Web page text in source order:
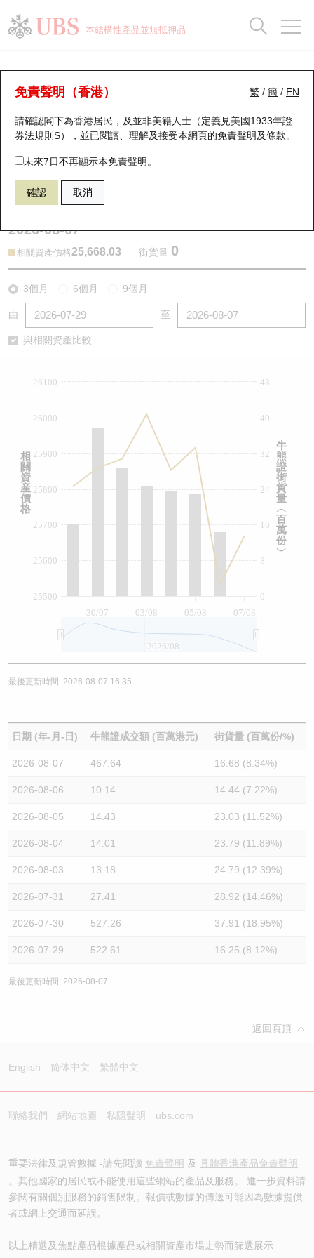
本結構性產品並無抵押品
繁 / 簡 / EN
免責聲明（香港）
請確認閣下為香港居民，及並非美籍人士（定義見美國1933年證
券法規則S），並已閱讀、理解及接受本網頁的免責聲明及條款。
未來7日不再顯示本免責聲明。
確認 取消
牛熊證分析儀
表現 街貨統計 比較
67438 瑞銀牛證 HSI 恒生指數
2026-08-07
相關資產價格25,668.03 街貨量 0
3個月 6個月 9個月
由 至
與相關資產比較
30/07 03/08 05/08 07/08
0
8
16
24
32
40
48
25500
25600
25700
25800
25900
26000
26100
2026/08
牛
熊
證
街
貨
量
︵
百
萬
份
︶
相
關
資
産
價
格
最後更新時間: 2026-08-07 16:35
日期 (年-月-日) 牛熊證成交額 (百萬港元) 街貨量 (百萬份/%)
2026-08-07 467.64 16.68 (8.34%)
2026-08-06 10.14 14.44 (7.22%)
2026-08-05 14.43 23.03 (11.52%)
2026-08-04 14.01 23.79 (11.89%)
2026-08-03 13.18 24.79 (12.39%)
2026-07-31 27.41 28.92 (14.46%)
2026-07-30 527.26 37.91 (18.95%)
2026-07-29 522.61 16.25 (8.12%)
最後更新時間: 2026-08-07
返回頁頂
English 简体中文 繁體中文
聯絡我們 網站地圖 私隱聲明 ubs.com
重要法律及規管數據 -請先閱讀 免責聲明 及 具體香港產品免責聲明
。其他國家的居民或不能使用這些網站的產品及服務。 進一步資料請
參閱有關個別服務的銷售限制。報價或數據的傳送可能因為數據提供
者或網上交通而延誤。
以上精選及焦點產品根據產品或相關資產市場走勢而篩選展示
瑞銀認股證一覽
新發行瑞銀認股證
即將到期認股證
認股證到期結算價查詢
認股證分析儀
認股證/牛熊證日誌
街貨統計
比較
牛熊全景快搜
牛熊證搜尋
牛熊證街貨分佈圖
正股牛熊證列表
新發行瑞銀牛熊證
牛熊證到期結算價查詢
牛熊證文件及公告 (瑞信)
街貨統計
比較
十大升幅/跌幅
十大認股證成交分佈
十天股證佔大市成交
資金流
街貨統計
正股分析儀
二十大活躍股份
恒指成份股
國指成份股
科指成份股
中資ETFs溢價比較
收市競價變化
持股比重
顯示所有持股比重
每月輪證大市專題
輪證專欄
講座及教育短片
認股證投資者教育
牛熊證投資者教育